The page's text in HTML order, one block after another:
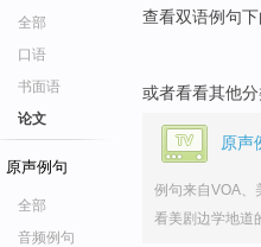
全部
口语
书面语
论文
原声例句
全部
音频例句
查看双语例句下
或者看看其他分
原声
例句来自VOA、
看美剧边学地道